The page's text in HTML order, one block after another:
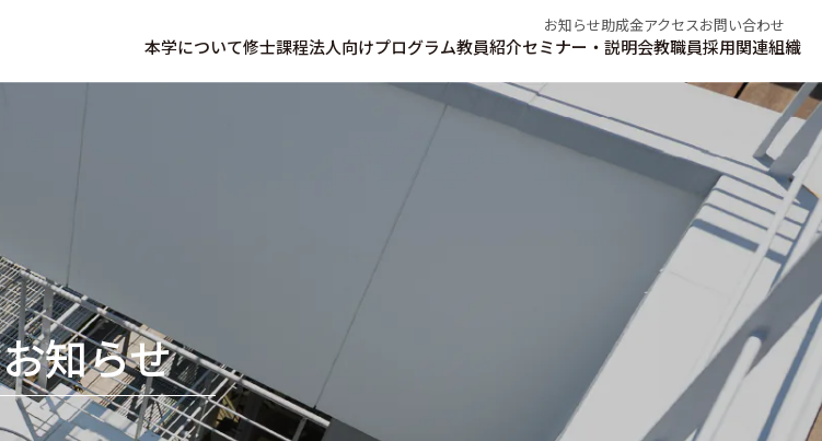
本学について修士課程法人向けプログラム教員紹介セミナー・説明会教職員採用関連組織
お知らせ助成金アクセスお問い合わせ
お知らせ